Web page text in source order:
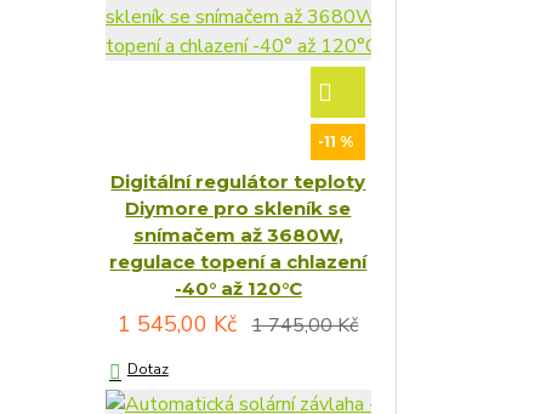
-11 %
Digitální regulátor teploty
Diymore pro skleník se
snímačem až 3680W,
regulace topení a chlazení
-40° až 120°C
1 545,00 Kč 1 745,00 Kč
Dotaz